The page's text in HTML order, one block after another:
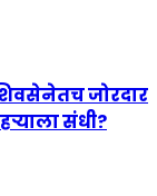
जोरदार
संधी?